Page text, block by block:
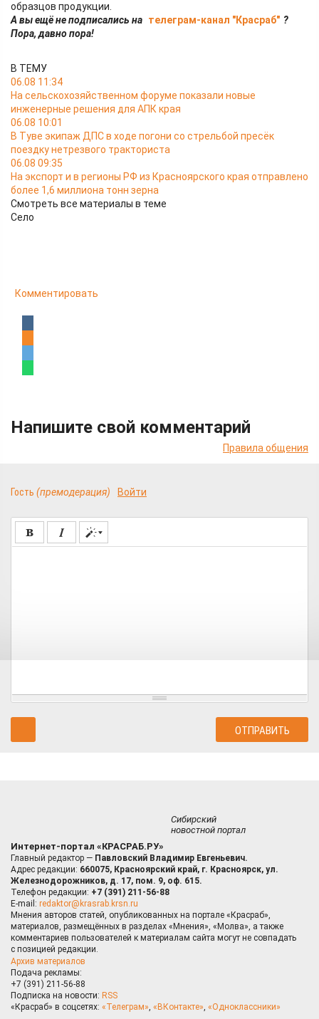
образцов продукции.
А вы ещё не подписались на телеграм-канал "Красраб" ?
Пора, давно пора!
В ТЕМУ
06.08 11:34
На сельскохозяйственном форуме показали новые
инженерные решения для АПК края
06.08 10:01
В Туве экипаж ДПС в ходе погони со стрельбой пресёк
поездку нетрезвого тракториста
06.08 09:35
На экспорт и в регионы РФ из Красноярского края отправлено
более 1,6 миллиона тонн зерна
Смотреть все материалы в теме
Село
Комментировать
Напишите свой комментарий
Правила общения
Гость (премодерация) Войти
Сибирский
новостной портал
Интернет-портал «КРАСРАБ.РУ»
Главный редактор — Павловский Владимир Евгеньевич.
Адрес редакции: 660075, Красноярский край, г. Красноярск, ул.
Железнодорожников, д. 17, пом. 9, оф. 615.
Телефон редакции: +7 (391) 211-56-88
E-mail: redaktor@krasrab.krsn.ru
Мнения авторов статей, опубликованных на портале «Красраб»,
материалов, размещённых в разделах «Мнения», «Молва», а также
комментариев пользователей к материалам сайта могут не совпадать
с позицией редакции.
Архив материалов
Подача рекламы:
+7 (391) 211-56-88
Подписка на новости: RSS
«Красраб» в соцсетях: «Телеграм», «ВКонтакте», «Одноклассники»